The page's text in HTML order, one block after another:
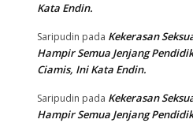
Kata Endin.
Saripudin pada Kekerasan
Hampir Semua Jenjang
Ciamis, Ini Kata Endin.
Saripudin pada Kekerasan
Hampir Semua Jenjang